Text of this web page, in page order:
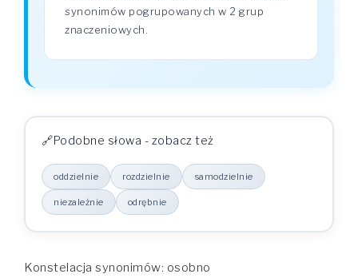
synonimów pogrupowanych w 2 grup
znaczeniowych.
Podobne słowa - zobacz też
oddzielnie rozdzielnie samodzielnie
niezależnie odrębnie
Konstelacja synonimów: osobno